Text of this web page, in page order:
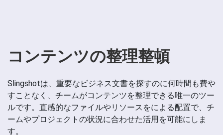
コンテンツの整理整頓
Slingshotは、重要なビジネス文書を探すのに何時間も費や
すことなく、チームがコンテンツを整理できる唯一のツー
ルです。直感的なファイルやリソースをによる配置で、チ
ームやプロジェクトの状況に合わせた活用を可能にしま
す。